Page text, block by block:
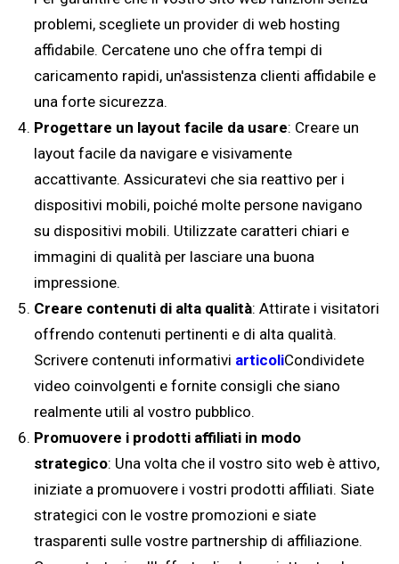
problemi, scegliete un provider di web hosting
affidabile. Cercatene uno che offra tempi di
caricamento rapidi, un'assistenza clienti affidabile e
una forte sicurezza.
Progettare un layout facile da usare: Creare un
layout facile da navigare e visivamente
accattivante. Assicuratevi che sia reattivo per i
dispositivi mobili, poiché molte persone navigano
su dispositivi mobili. Utilizzate caratteri chiari e
immagini di qualità per lasciare una buona
impressione.
Creare contenuti di alta qualità: Attirate i visitatori
offrendo contenuti pertinenti e di alta qualità.
Scrivere contenuti informativi articoliCondividete
video coinvolgenti e fornite consigli che siano
realmente utili al vostro pubblico.
Promuovere i prodotti affiliati in modo
strategico: Una volta che il vostro sito web è attivo,
iniziate a promuovere i vostri prodotti affiliati. Siate
strategici con le vostre promozioni e siate
trasparenti sulle vostre partnership di affiliazione.